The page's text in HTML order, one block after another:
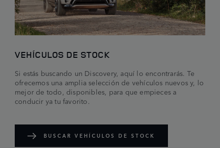
VEHÍCULOS DE STOCK
Si estás buscando un Discovery, aquí lo encontrarás. Te
ofrecemos una amplia selección de vehículos nuevos y, lo
mejor de todo, disponibles, para que empieces a
conducir ya tu favorito.
BUSCAR VEHÍCULOS DE STOCK